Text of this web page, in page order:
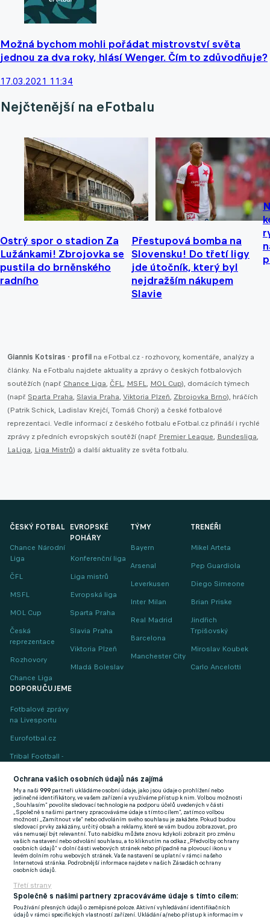
Možná bychom mohli pořádat mistrovství světa
jednou za dva roky, hlásí Wenger. Čím to zdůvodňuje?
17.03.2021 11:34
Nejčtenější na eFotbalu
Ostrý spor o stadion Za
Lužánkami! Zbrojovka se
pustila do brněnského
radního
Přestupová bomba na
Slovensku! Do třetí ligy
jde útočník, který byl
nejdražším nákupem
Slavie
Giannis Kotsiras - profil na eFotbal.cz - rozhovory, komentáře, analýzy a
články. Na eFotbalu najdete aktuality a zprávy o českých fotbalových
soutěžích (např. Chance Liga, ČFL, MSFL, MOL Cup), domácích týmech
(např. Sparta Praha, Slavia Praha, Viktoria Plzeň, Zbrojovka Brno), hráčích
(Patrik Schick, Ladislav Krejčí, Tomáš Chorý) a české fotbalové
reprezentaci. Vedle informací z českého fotbalu eFotbal.cz přináší i rychlé
zprávy z předních evropských soutěží (např. Premier League, Bundesliga,
LaLiga, Liga Mistrů) a další aktuality ze světa fotbalu.
ČESKÝ FOTBAL
Chance Národní
Liga
ČFL
MSFL
MOL Cup
Česká
reprezentace
Rozhovory
Chance Liga
EVROPSKÉ
POHÁRY
Konferenční liga
Liga mistrů
Evropská liga
Sparta Praha
Slavia Praha
Viktoria Plzeň
Mladá Boleslav
TÝMY
Bayern
Arsenal
Leverkusen
Inter Milan
Real Madrid
Barcelona
Manchester City
TRENÉŘI
Mikel Arteta
Pep Guardiola
Diego Simeone
Brian Priske
Jindřich
Trpišovský
Miroslav Koubek
Carlo Ancelotti
DOPORUČUJEME
Fotbalové zprávy
na Livesportu
Eurofotbal.cz
Tribal Football -
(EN)
FlashFutbal (SK)
Tenisportal.cz
Tenisové zprávy
na Livesportu
Podmínky užití GDPR a žurnalistika
Ochrana vašich osobních údajů nás zajímá
My a naši999 partneři ukládáme osobní údaje, jako jsou údaje o prohlížení nebo
jedinečné identifikátory, ve vašem zařízení a využíváme přístup k nim. Volbou možnosti
„Souhlasím“ povolíte sledovací technologie na podporu účelů uvedených v části
„Společně s našimi partnery zpracováváme údaje s tímto cílem“, zatímco volbou
možnosti „Zamítnout vše“ nebo odvoláním svého souhlasu je zakážete. Pokud budou
sledovací prvky zakázány, určitý obsah a reklamy, které se vám budou zobrazovat, pro
vás nemusejí být relevantní. Tuto nabídku můžete znovu kdykoli zobrazit pro změnu
vašich nastavení nebo odvolání souhlasu, a to kliknutím na odkaz „Předvolby ochrany
osobních údajů“ v dolní části webových stránek nebo případně na plovoucí ikonu v
levém dolním rohu webových stránek. Vaše nastavení se uplatní v rámci našeho
Internetová stránka. Podrobnější informace najdete v našich Zásadách ochrany
osobních údajů.
Třetí strany
Společně s našimi partnery zpracováváme údaje s tímto cílem:
Používání přesných údajů o zeměpisné poloze. Aktivní vyhledávání identifikačních
údajů v rámci specifických vlastností zařízení. Ukládání a/nebo přístup k informacím v